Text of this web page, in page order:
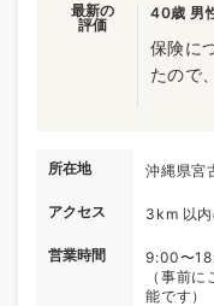
最新の
評価
40歳 男
保険に
たので
所在地 沖縄県宮
アクセス 3km 以
営業時間
9:00〜
（事前
能です）